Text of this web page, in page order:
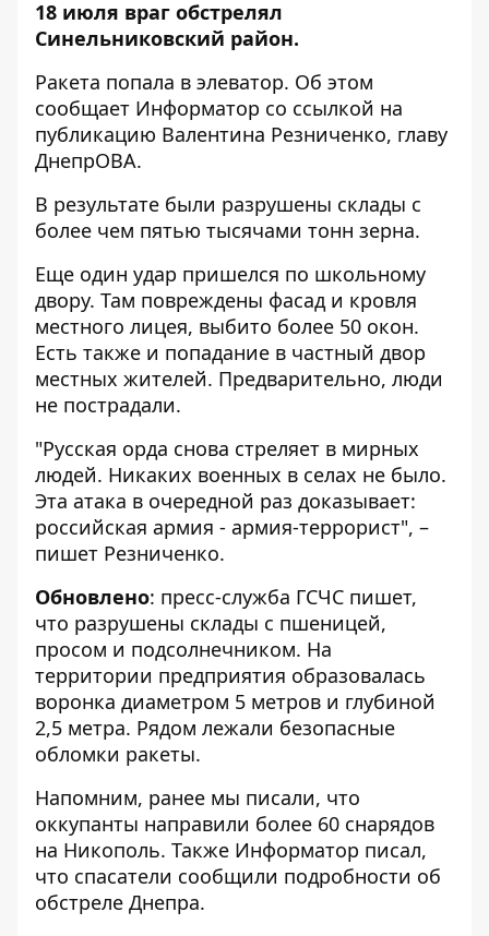
18 июля враг обстрелял
Синельниковский район.
Ракета попала в элеватор. Об этом
сообщает Информатор со ссылкой на
публикацию Валентина Резниченко, главу
ДнепрОВА.
В результате были разрушены склады с
более чем пятью тысячами тонн зерна.
Еще один удар пришелся по школьному
двору. Там повреждены фасад и кровля
местного лицея, выбито более 50 окон.
Есть также и попадание в частный двор
местных жителей. Предварительно, люди
не пострадали.
"Русская орда снова стреляет в мирных
людей. Никаких военных в селах не было.
Эта атака в очередной раз доказывает:
российская армия - армия-террорист", –
пишет Резниченко.
Обновлено: пресс-служба ГСЧС пишет,
что разрушены склады с пшеницей,
просом и подсолнечником. На
территории предприятия образовалась
воронка диаметром 5 метров и глубиной
2,5 метра. Рядом лежали безопасные
обломки ракеты.
Напомним, ранее мы писали, что
оккупанты направили более 60 снарядов
на Никополь. Также Информатор писал,
что спасатели сообщили подробности об
обстреле Днепра.